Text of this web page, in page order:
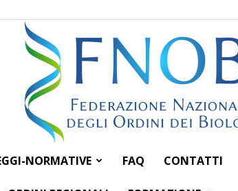
Federazione
NORMATIVE FAQ CONTATTI